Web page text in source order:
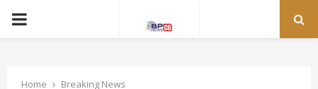
PRIMARY
Home
Breaking News